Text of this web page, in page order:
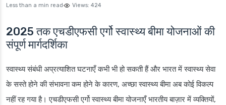
Less than a min read Views: 424
2025 तक एचडीएफसी एर्गो स्वास्थ्य बीमा योजनाओं की
संपूर्ण मार्गदर्शिका
स्वास्थ्य संबंधी अप्रत्याशित घटनाएँ कभी भी हो सकती हैं और भारत में स्वास्थ्य सेवा
के सस्ते होने की संभावना कम होने के कारण, अच्छा स्वास्थ्य बीमा अब कोई विकल्प
नहीं रह गया है। एचडीएफसी एर्गो स्वास्थ्य बीमा योजनाएँ भारतीय बाज़ार में व्यक्तियों,